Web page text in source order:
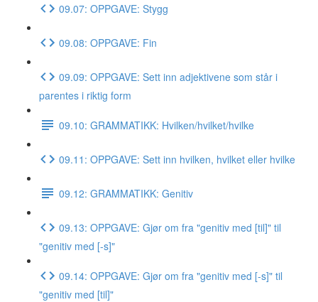
09.07: OPPGAVE: Stygg
09.08: OPPGAVE: Fin
09.09: OPPGAVE: Sett inn adjektivene som står i
parentes i riktig form
09.10: GRAMMATIKK: Hvilken/hvilket/hvilke
09.11: OPPGAVE: Sett inn hvilken, hvilket eller hvilke
09.12: GRAMMATIKK: Genitiv
09.13: OPPGAVE: Gjør om fra "genitiv med [til]" til
"genitiv med [-s]"
09.14: OPPGAVE: Gjør om fra "genitiv med [-s]" til
"genitiv med [til]"